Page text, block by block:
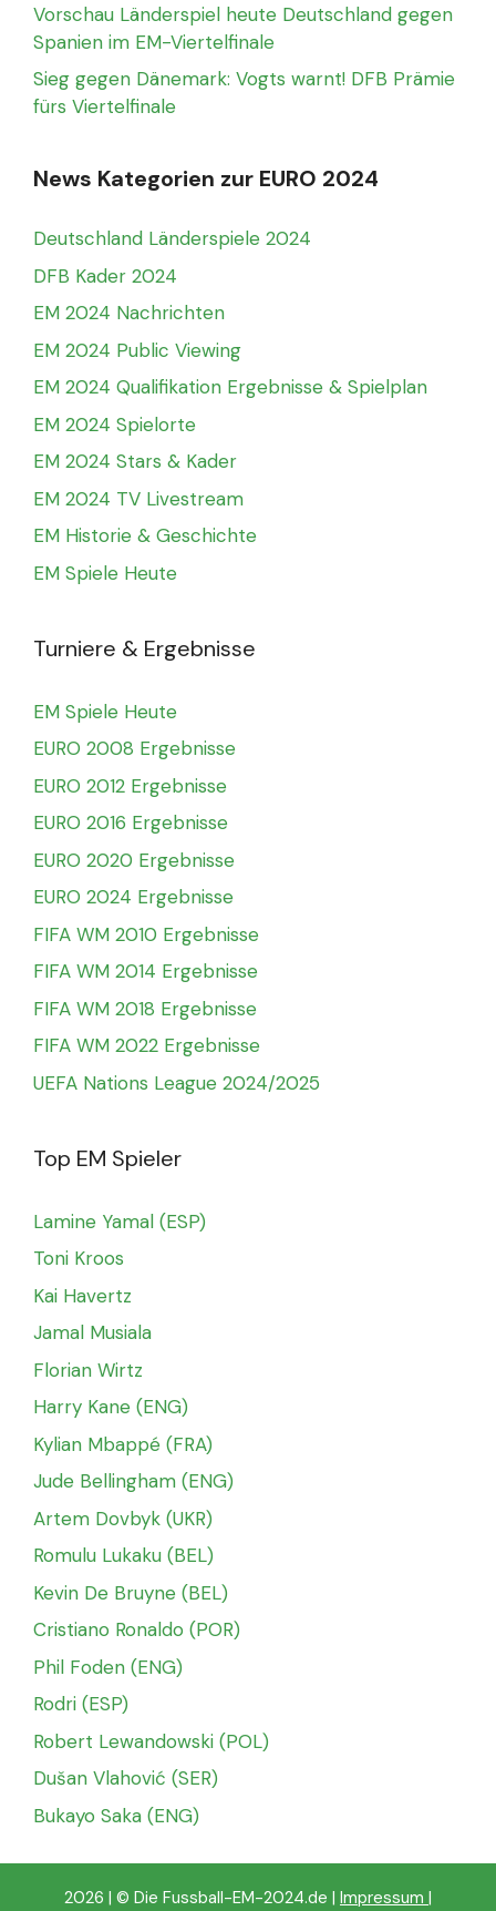
Vorschau Länderspiel heute Deutschland gegen
Spanien im EM-Viertelfinale
Sieg gegen Dänemark: Vogts warnt! DFB Prämie
fürs Viertelfinale
News Kategorien zur EURO 2024
Deutschland Länderspiele 2024
DFB Kader 2024
EM 2024 Nachrichten
EM 2024 Public Viewing
EM 2024 Qualifikation Ergebnisse & Spielplan
EM 2024 Spielorte
EM 2024 Stars & Kader
EM 2024 TV Livestream
EM Historie & Geschichte
EM Spiele Heute
Turniere & Ergebnisse
EM Spiele Heute
EURO 2008 Ergebnisse
EURO 2012 Ergebnisse
EURO 2016 Ergebnisse
EURO 2020 Ergebnisse
EURO 2024 Ergebnisse
FIFA WM 2010 Ergebnisse
FIFA WM 2014 Ergebnisse
FIFA WM 2018 Ergebnisse
FIFA WM 2022 Ergebnisse
UEFA Nations League 2024/2025
Top EM Spieler
Lamine Yamal (ESP)
Toni Kroos
Kai Havertz
Jamal Musiala
Florian Wirtz
Harry Kane (ENG)
Kylian Mbappé (FRA)
Jude Bellingham (ENG)
Artem Dovbyk (UKR)
Romulu Lukaku (BEL)
Kevin De Bruyne (BEL)
Cristiano Ronaldo (POR)
Phil Foden (ENG)
Rodri (ESP)
Robert Lewandowski (POL)
Dušan Vlahović (SER)
Bukayo Saka (ENG)
2026 | © Die Fussball-EM-2024.de | Impressum |